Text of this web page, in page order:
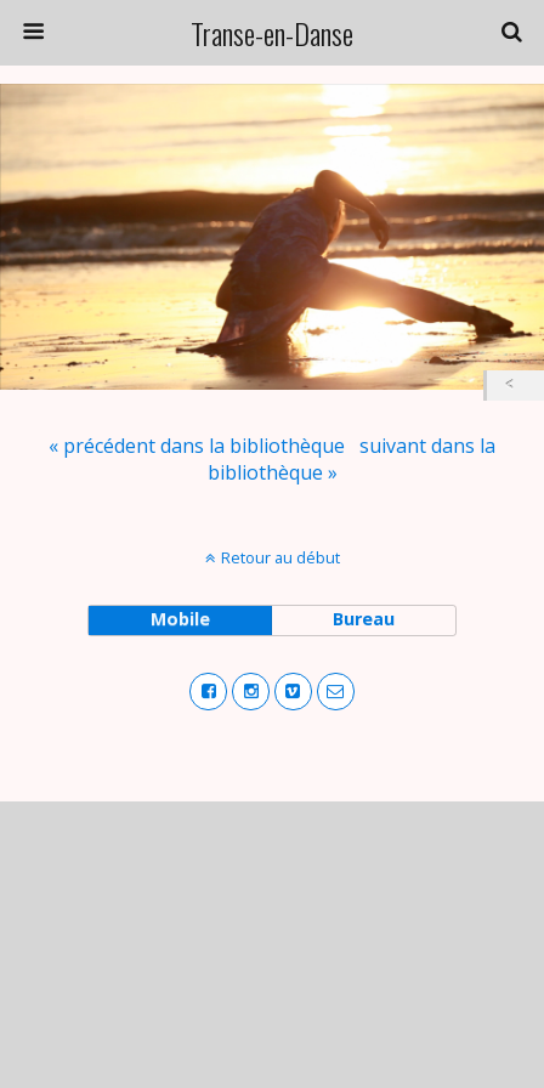
Transe-en-Danse
« précédent dans la bibliothèque suivant dans la
bibliothèque »
Retour au début
Mobile Bureau